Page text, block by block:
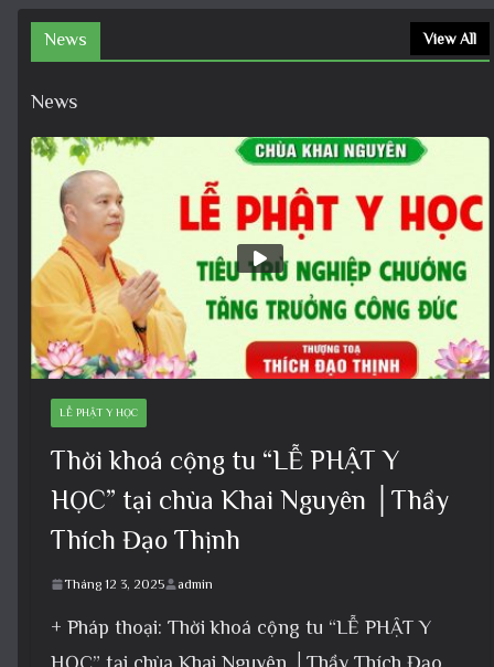
News View All
News
LỄ PHẬT Y HỌC
Thời khoá cộng tu “LỄ PHẬT Y
HỌC” tại chùa Khai Nguyên │Thầy
Thích Đạo Thịnh
Tháng 12 3, 2025 admin
+ Pháp thoại: Thời khoá cộng tu “LỄ PHẬT Y
HỌC” tại chùa Khai Nguyên │Thầy Thích Đạo